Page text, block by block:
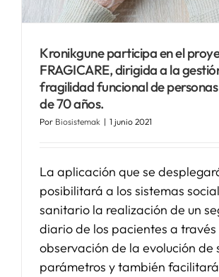
APOYO I+D+I
NOTICIAS
Kronikgune participa en el
FRAGICARE, dirigida a la
fragilidad funcional de
de 70 años.
Por Biosistemak | 1 junio 2021
La aplicación que se
posibilitará a los sistemas
sanitario la realización de un
diario de los pacientes a través
observación de la evolución de
parámetros y también